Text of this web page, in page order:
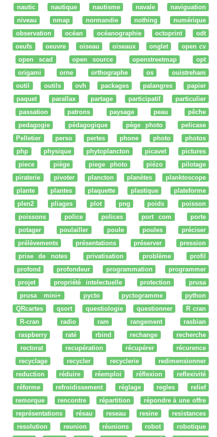
nautic
nautique nautisme navale
naviguation
niveau
nmap normandie nothing
numérique
observation
océan océanographie octoprint
odt
oeufs
oeuvre oiseau oiseaux onglet
open cv
open scad
open source openstreetmap
opt
origami
orne orthographe os
ouistreham
outil
outils ovh packages palangres
papier
paquet
parallax partage participatif
particulier
passation
patrons paysage peau
pêche
pedagogie
pédagogique pège photo
pelicase
Pelletier
perso pertes phone photo
photos
php
physique phytoplancton picavet
pictures
piece
piège piege photo piézo
pilotage
piraterie
pivoter plancton planètes
planktoscope
plante
plantes plaquette plastique
plateforme
plen2
pliages plot png poids
poisson
poissons
police polices port com
porte
potager
poulailler poule poules
préciser
prélèvements
présentations préserver
pression
prise de notes
privatisation problème
profil
profond
profondeur programmation
programmer
projet
propriété intelectuelle protection
prusa
prusa mini+
pycto pyctogramme
python
QRcartes
qsort questiologie questionner
R cran
R-cran
radio ram rangement
rasbian
raspberry
raté rbind rechange
recherche
rectorat
recupération récupérer
récurence
recyclage
recycler recyclerie
redimensionner
reduction
réduire réemploi réflexion
reflexivité
réforme
refroidissement réglage regles
relief
remorque
rencontre répartition
répondre à une offre
représentations
résau reseau resine
resistances
resolution
reunion réunions robot
robotique